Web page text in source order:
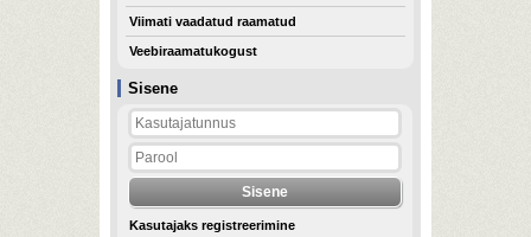
Sisene
Kasutajaks registreerimine
Viimati vaadatud raamatud
Veebiraamatukogust